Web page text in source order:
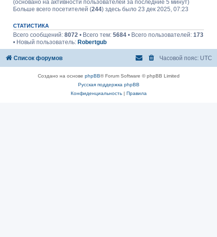
(основано на активности пользователей за последние 5 минут)
Больше всего посетителей (244) здесь было 23 дек 2025, 07:23
СТАТИСТИКА
Всего сообщений: 8072• Всего тем: 5684• Всего пользователей: 173
• Новый пользователь: Robertgub
Список форумов Часовой пояс: UTC
Создано на основе phpBB® Forum Software © phpBB Limited
Русская поддержка phpBB
Конфиденциальность| Правила